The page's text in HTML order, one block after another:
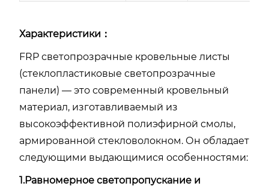
Характеристики：
FRP светопрозрачные кровельные листы
(стеклопластиковые светопрозрачные
панели) — это современный кровельный
материал, изготавливаемый из
высокоэффективной полиэфирной смолы,
армированной стекловолокном. Он обладает
следующими выдающимися особенностями:
1.Равномерное светопропускание и